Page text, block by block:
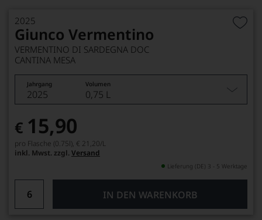
2025
Giunco Vermentino
VERMENTINO DI SARDEGNA DOC
CANTINA MESA
Jahrgang Volumen
2025 0,75 L
€ 15,90
pro Flasche (0.75l), € 21,20/L
inkl. Mwst. zzgl. Versand
Lieferung (DE) 3 - 5 Werktage
IN DEN WARENKORB